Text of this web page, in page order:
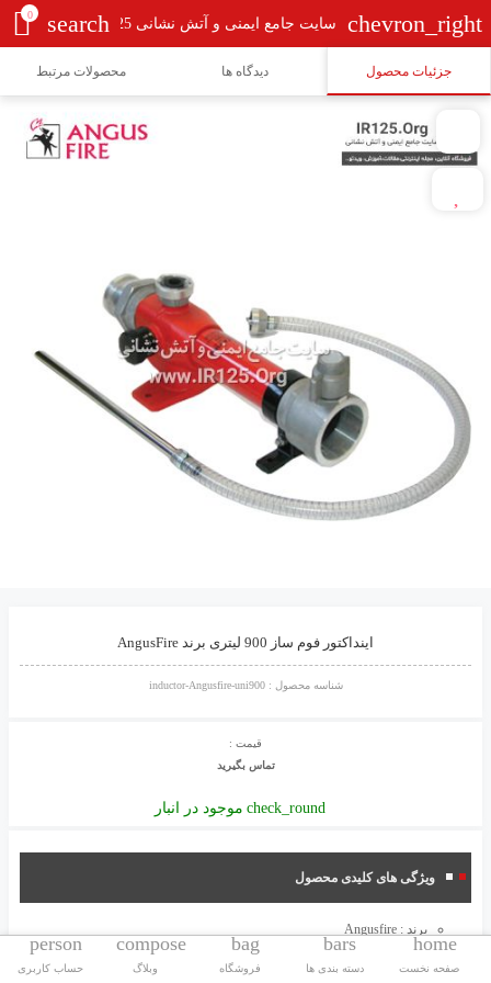
chevron_right سایت جامع ایمنی و آتش نشانی Ir125 search
0
جزئیات محصول دیدگاه ها محصولات مرتبط
home
صفحه نخست
bars
دسته بندی ها
bag
فروشگاه
compose
وبلاگ
person
حساب کاربری
اینداکتور فوم ساز 900 لیتری برند AngusFire
شناسه محصول :inductor-Angusfire-uni900
قیمت :
تماس بگیرید
check_round موجود در انبار
ویژگی های کلیدی محصول
برند : Angusfire
ساخت : انگلستان